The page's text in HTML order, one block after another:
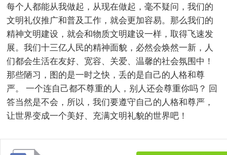
每个人都能从我做起，从现在做起，毫不疑问，我们的
文明礼仪推广和普及工作，就会更加容易。那么我们的
精神文明建设，就会和物质文明建设一样，取得飞速发
展。我们十三亿人民的精神面貌，必然会焕然一新，人
们都会生活在友好、宽容、关爱、温馨的社会氛围中！
那些陋习，图的是一时之快，丢的是自己的人格和尊
严。 一个连自己都不尊重的人，别人还会尊重你吗？ 回
答当然是不会，所以，我们要遵守自己的人格和尊严，
让世界变成一个美好、充满文明礼貌的世界吧！